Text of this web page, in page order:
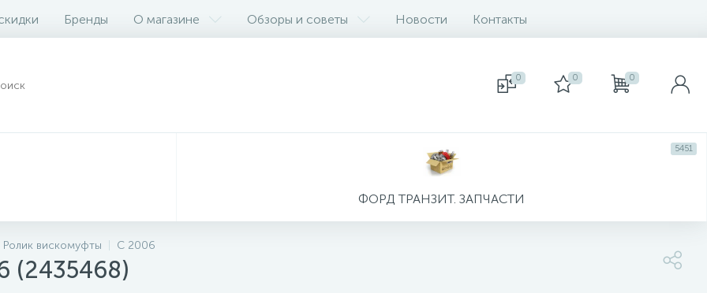
Бренды О магазине Обзоры и советы Новости Контакты
0 0 0
ФОРД ТРАНЗИТ. ЗАПЧАСТИ
5451
Ролик вискомуфты C 2006
(2435468)